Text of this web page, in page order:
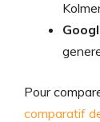
Pour
comparatif